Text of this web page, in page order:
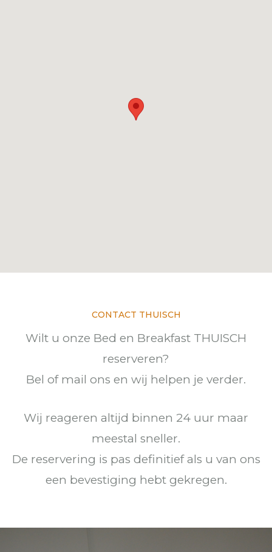
CONTACT THUISCH
Wilt u onze Bed en Breakfast THUISCH
reserveren?
Bel of mail ons en wij helpen je verder.
Wij reageren altijd binnen 24 uur maar
meestal sneller.
De reservering is pas definitief als u van ons
een bevestiging hebt gekregen.